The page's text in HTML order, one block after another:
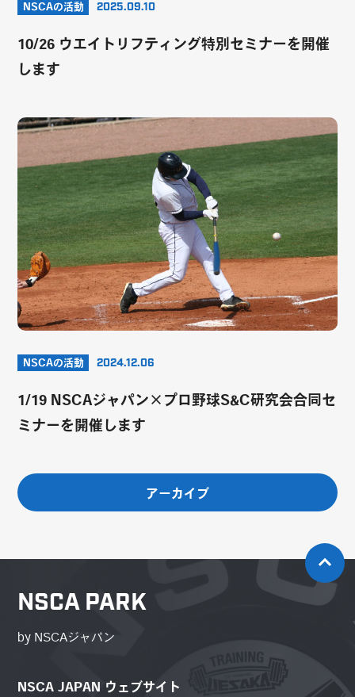
NSCAの活動 2025.09.10
10/26 ウエイトリフティング特別セミナーを開催
します
NSCAの活動 2024.12.06
1/19 NSCAジャパン×プロ野球S&C研究会合同セ
ミナーを開催します
アーカイブ
NSCA PARK
by NSCAジャパン
NSCA JAPAN ウェブサイト